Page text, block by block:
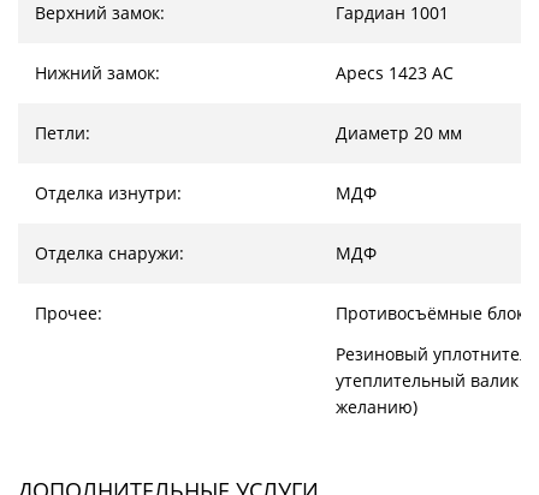
Верхний замок: Гардиан 1001
Нижний замок: Apecs 1423 AC
Петли: Диаметр 20 мм
Отделка изнутри: МДФ
Отделка снаружи: МДФ
Прочее:
Противосъёмные
Резиновый
утеплительный валик
желанию)